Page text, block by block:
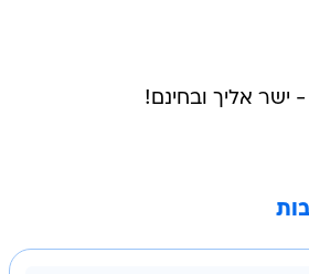
אליך ובחינם!